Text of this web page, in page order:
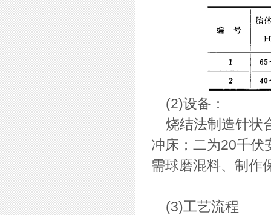
(2)设备：
烧结法制造针状
冲床；二为20千伏
需球磨混料、制作
(3)工艺流程